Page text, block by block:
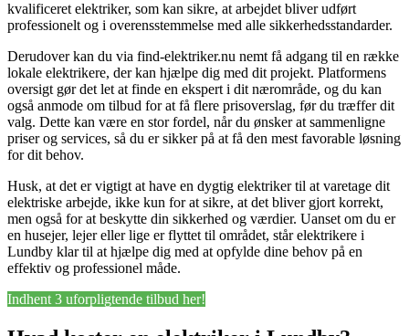
kvalificeret elektriker, som kan sikre, at arbejdet bliver udført
professionelt og i overensstemmelse med alle sikkerhedsstandarder.
Derudover kan du via find-elektriker.nu nemt få adgang til en række
lokale elektrikere, der kan hjælpe dig med dit projekt. Platformens
oversigt gør det let at finde en ekspert i dit nærområde, og du kan
også anmode om tilbud for at få flere prisoverslag, før du træffer dit
valg. Dette kan være en stor fordel, når du ønsker at sammenligne
priser og services, så du er sikker på at få den mest favorable løsning
for dit behov.
Husk, at det er vigtigt at have en dygtig elektriker til at varetage dit
elektriske arbejde, ikke kun for at sikre, at det bliver gjort korrekt,
men også for at beskytte din sikkerhed og værdier. Uanset om du er
en husejer, lejer eller lige er flyttet til området, står elektrikere i
Lundby klar til at hjælpe dig med at opfylde dine behov på en
effektiv og professionel måde.
Indhent 3 uforpligtende tilbud her!